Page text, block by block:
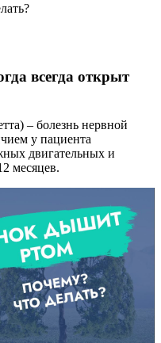
всегда открыт
– болезнь нервной
у пациента
двигательных и
месяцев.